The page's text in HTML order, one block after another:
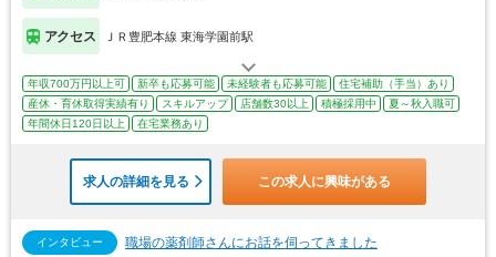
アクセス ＪＲ豊肥本線 東海学園前駅
年収700万円以上可 新卒も応募可能 未経験者も応募可能
住宅補助（手当）あり
産休・育休取得実績有り
スキルアップ 店舗数30以上 積極採用中
夏～秋入職可
年間休日120日以上
在宅業務あり
求人の詳細を見る この求人に興味がある
インタビュー 職場の薬剤師さんにお話を伺ってきました